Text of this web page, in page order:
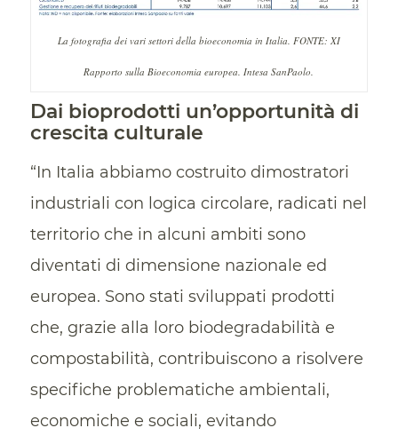
La fotografia dei vari settori della bioeconomia in Italia. FONTE: XI
Rapporto sulla Bioeconomia europea. Intesa SanPaolo.
Dai bioprodotti un’opportunità di
crescita culturale
“In Italia abbiamo costruito dimostratori
industriali con logica circolare, radicati nel
territorio che in alcuni ambiti sono
diventati di dimensione nazionale ed
europea. Sono stati sviluppati prodotti
che, grazie alla loro biodegradabilità e
compostabilità, contribuiscono a risolvere
specifiche problematiche ambientali,
economiche e sociali, evitando